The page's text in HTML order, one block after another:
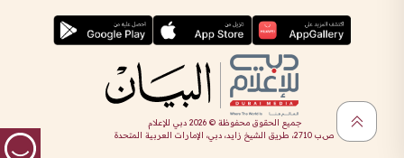
جميع الحقوق محفوظة ©2026 دبي للإعلام
ص.ب 2710، طريق الشيخ زايد، دبي، الإمارات العربية المتحدة